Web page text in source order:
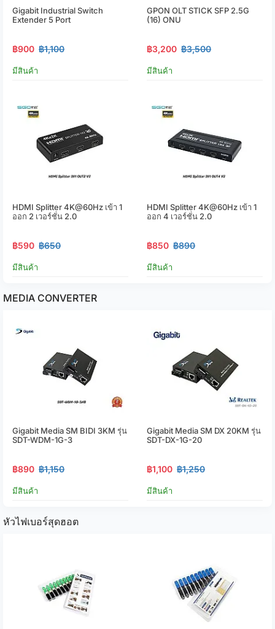
Gigabit Industrial Switch
Extender 5 Port
฿900 ฿1,100
มีสินค้า
GPON OLT STICK SFP 2.5G
(16) ONU
฿3,200 ฿3,500
มีสินค้า
HDMI Splitter 4K@60Hz เข้า 1
ออก 2 เวอร์ชั่น 2.0
฿590 ฿650
มีสินค้า
HDMI Splitter 4K@60Hz เข้า 1
ออก 4 เวอร์ชั่น 2.0
฿850 ฿890
มีสินค้า
MEDIA CONVERTER
Gigabit Media SM BIDI 3KM รุ่น
SDT-WDM-1G-3
฿890 ฿1,150
มีสินค้า
Gigabit Media SM DX 20KM รุ่น
SDT-DX-1G-20
฿1,100 ฿1,250
มีสินค้า
หัวไฟเบอร์สุดฮอต